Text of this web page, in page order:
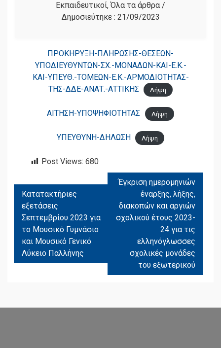
Εκπαιδευτικοί,Όλα τα άρθρα /
Δημοσιεύτηκε : 21/09/2023
ΠΡΟΚΗΡΥΞΗ-ΠΛΗΡΩΣΗΣ-ΘΕΣΕΩΝ-
ΥΠΟΔΙΕΥΘΥΝΤΩΝ-ΣΧ.-ΜΟΝΑΔΩΝ-ΚΑΙ-Ε.Κ.-
ΚΑΙ-ΥΠΕΥΘ.-ΤΟΜΕΩΝ-Ε.Κ.-ΑΡΜΟΔΙΟΤΗΤΑΣ-
ΤΗΣ-ΔΔΕ-ΑΝΑΤ.-ΑΤΤΙΚΗΣ
Λήψη
ΑΙΤΗΣΗ-ΥΠΟΨΗΦΙΟΤΗΤΑΣ Λήψη
ΥΠΕΥΘΥΝΗ-ΔΗΛΩΣΗ Λήψη
Post Views: 680
ΠΛΟΉΓΗΣΗ
ΆΡΘΡΩΝ
Κατατακτήριες
εξετάσεις
Σεπτεμβρίου 2023 για
το Μουσικό Γυμνάσιο
και Μουσικό Γενικό
Λύκειο Παλλήνης
Έγκριση ημερομηνιών
έναρξης, λήξης,
διακοπών και αργιών
σχολικού έτους 2023-
24 για τις
ελληνόγλωσσες
σχολικές μονάδες
του εξωτερικού